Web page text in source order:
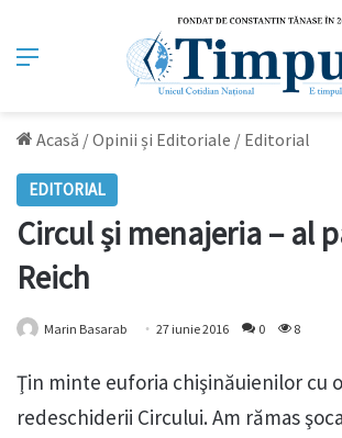
Meniu
Acasă /Opinii și Editoriale / Editorial
EDITORIAL
Circul și menajeria – al
Reich
Marin Basarab 27 iunie 2016 0 8
Ţin minte euforia chişinăuienilor cu
redeschiderii Circului. Am rămas